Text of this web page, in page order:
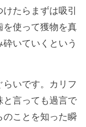
たらまずは吸引
を使って獲物を真
いていくという
いです。カリフ
と言っても過言で
ことを知った瞬